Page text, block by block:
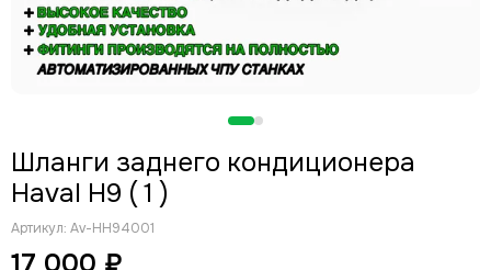
Шланги заднего кондиционера
Haval H9 ( 1 )
Артикул: Av-HH94001
17 000 ₽